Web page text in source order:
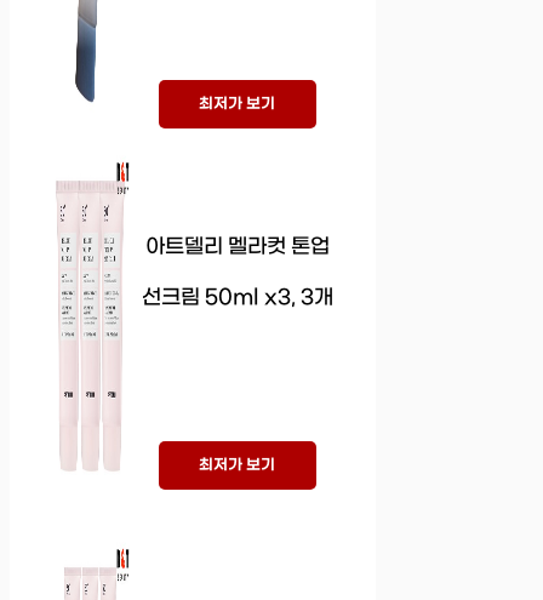
최저가 보기
아트델리 멜라컷 톤업
선크림 50ml x3, 3개
최저가 보기